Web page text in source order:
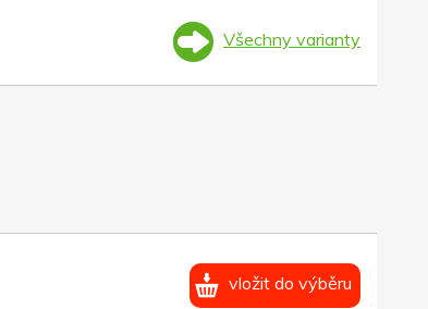
Všechny varianty
vložit do výběru